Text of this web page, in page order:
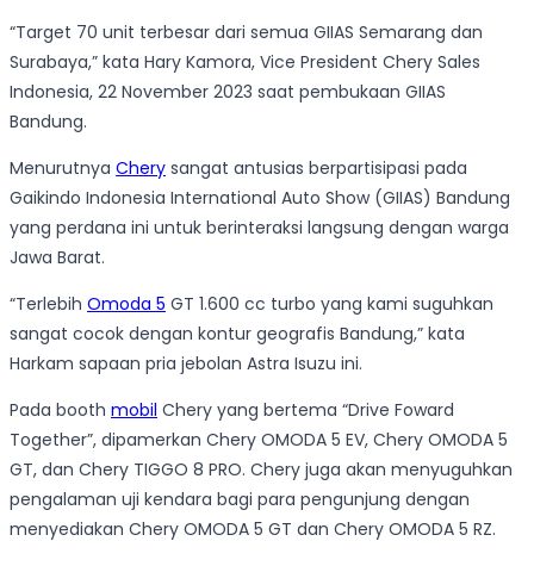
“Target 70 unit terbesar dari semua GIIAS Semarang dan
Surabaya,” kata Hary Kamora, Vice President Chery Sales
Indonesia, 22 November 2023 saat pembukaan GIIAS
Bandung.
Menurutnya Chery sangat antusias berpartisipasi pada
Gaikindo Indonesia International Auto Show (GIIAS) Bandung
yang perdana ini untuk berinteraksi langsung dengan warga
Jawa Barat.
“Terlebih Omoda 5 GT 1.600 cc turbo yang kami suguhkan
sangat cocok dengan kontur geografis Bandung,” kata
Harkam sapaan pria jebolan Astra Isuzu ini.
Pada booth mobil Chery yang bertema “Drive Foward
Together”, dipamerkan Chery OMODA 5 EV, Chery OMODA 5
GT, dan Chery TIGGO 8 PRO. Chery juga akan menyuguhkan
pengalaman uji kendara bagi para pengunjung dengan
menyediakan Chery OMODA 5 GT dan Chery OMODA 5 RZ.